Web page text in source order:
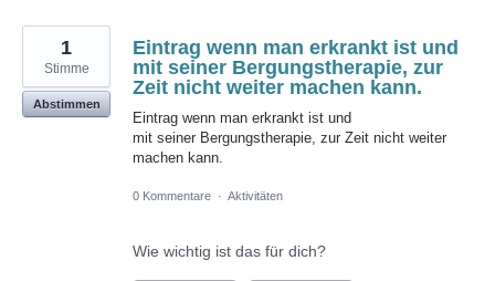
Eintrag wenn man erkrankt ist und
mit seiner Bergungstherapie, zur
Zeit nicht weiter machen kann.
Eintrag wenn man erkrankt ist und
mit seiner Bergungstherapie, zur Zeit nicht weiter
machen kann.
1
Stimme
Abstimmen
0 Kommentare · Aktivitäten
Wie wichtig ist das für dich?